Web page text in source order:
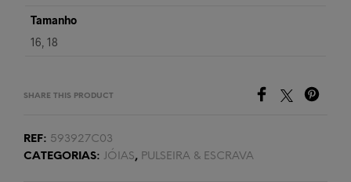
Tamanho
16, 18
SHARE THIS PRODUCT
REF: 593927C03
CATEGORIAS: JÓIAS, PULSEIRA & ESCRAVA